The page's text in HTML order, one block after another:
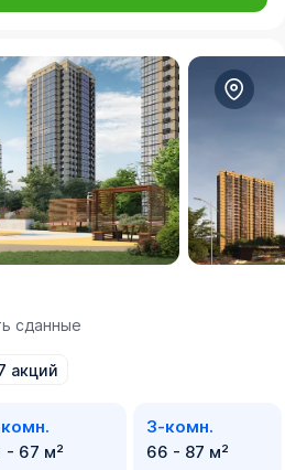
сданные
акций
- 67 м²
3-комн.
66 - 87 м²